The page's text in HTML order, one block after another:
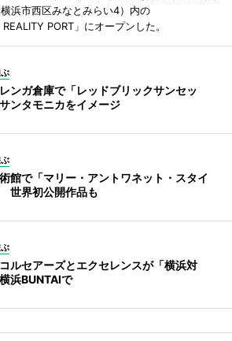
浜市西区みなとみらい4）内の
PORT」にオープンした。
ンガ倉庫で「レッドブリックサンセッ
ンタモニカをイメージ
館で「マリー・アントワネット・スタイ
世界初公開作品も
ルセアーズとエクセレンスが「横浜対
浜BUNTAIで